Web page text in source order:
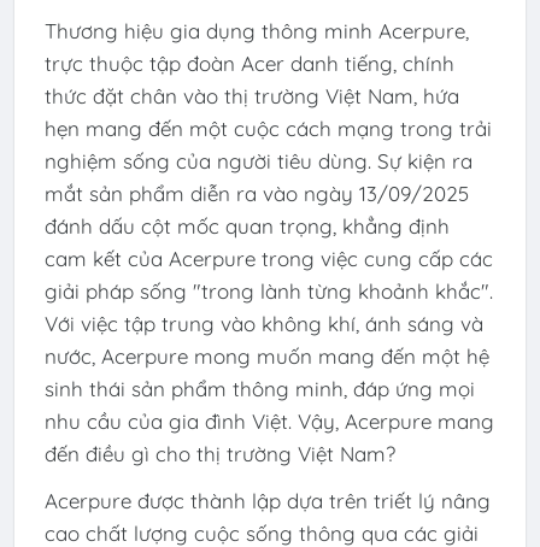
Thương hiệu gia dụng thông minh Acerpure,
trực thuộc tập đoàn Acer danh tiếng, chính
thức đặt chân vào thị trường Việt Nam, hứa
hẹn mang đến một cuộc cách mạng trong trải
nghiệm sống của người tiêu dùng. Sự kiện ra
mắt sản phẩm diễn ra vào ngày 13/09/2025
đánh dấu cột mốc quan trọng, khẳng định
cam kết của Acerpure trong việc cung cấp các
giải pháp sống "trong lành từng khoảnh khắc".
Với việc tập trung vào không khí, ánh sáng và
nước, Acerpure mong muốn mang đến một hệ
sinh thái sản phẩm thông minh, đáp ứng mọi
nhu cầu của gia đình Việt. Vậy, Acerpure mang
đến điều gì cho thị trường Việt Nam?
Acerpure được thành lập dựa trên triết lý nâng
cao chất lượng cuộc sống thông qua các giải